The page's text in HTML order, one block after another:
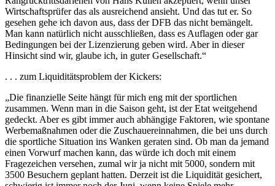
Wirtschaftsprüfer das als ausreichend ansieht. Und das tut er. So
gesehen gehe ich davon aus, dass der DFB das nicht bemängelt.
Man kann natürlich nicht ausschließen, dass es Auflagen oder gar
Bedingungen bei der Lizenzierung geben wird. Aber in dieser
Hinsicht sind wir, glaube ich, in guter Gesellschaft.“
. . . zum Liquiditätsproblem der Kickers:
„Die finanzielle Seite hängt für mich eng mit der sportlichen
zusammen. Wenn man in die Saison geht, ist der Etat weitgehend
gedeckt. Aber es gibt immer auch abhängige Faktoren, wie spontane
Werbemaßnahmen oder die Zuschauereinnahmen, die bei uns durch
die sportliche Situation ins Wanken geraten sind. Ob man da jemand
einen Vorwurf machen kann, das würde ich doch mit einem
Fragezeichen versehen, zumal wir ja nicht mit 5000, sondern mit
3500 Besuchern geplant hatten. Derzeit ist die Liquidität gesichert,